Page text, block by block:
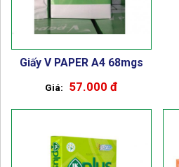
Giấy V PAPER A4 68mgs
57.000 đ